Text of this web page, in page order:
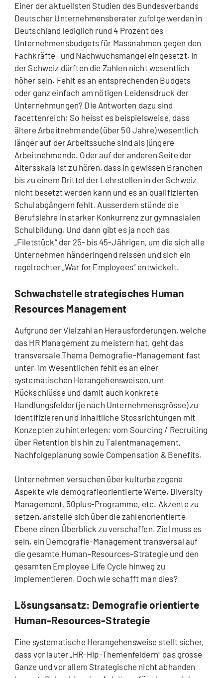
Einer der aktuellsten Studien des Bundesverbands
Deutscher Unternehmensberater zufolge werden in
Deutschland lediglich rund 4 Prozent des
Unternehmensbudgets für Massnahmen gegen den
Fachkräfte- und Nachwuchsmangel eingesetzt. In
der Schweiz dürften die Zahlen nicht wesentlich
höher sein. Fehlt es an entsprechenden Budgets
oder ganz einfach am nötigen Leidensdruck der
Unternehmungen? Die Antworten dazu sind
facettenreich: So heisst es beispielsweise, dass
ältere Arbeitnehmende (über 50 Jahre) wesentlich
länger auf der Arbeitssuche sind als jüngere
Arbeitnehmende. Oder auf der anderen Seite der
Altersskala ist zu hören, dass in gewissen Branchen
bis zu einem Drittel der Lehrstellen in der Schweiz
nicht besetzt werden kann und es an qualifizierten
Schulabgängern fehlt. Ausserdem stünde die
Berufslehre in starker Konkurrenz zur gymnasialen
Schulbildung. Und dann gibt es ja noch das
„Filetstück“ der 25- bis 45-Jährigen, um die sich alle
Unternehmen händeringend reissen und sich ein
regelrechter „War for Employees“ entwickelt.
Schwachstelle strategisches Human
Resources Management
Aufgrund der Vielzahl an Herausforderungen, welche
das HR Management zu meistern hat, geht das
transversale Thema Demografie-Management fast
unter. Im Wesentlichen fehlt es an einer
systematischen Herangehensweisen, um
Rückschlüsse und damit auch konkrete
Handlungsfelder (je nach Unternehmensgrösse) zu
identifizieren und inhaltliche Stossrichtungen mit
Konzepten zu hinterlegen: vom Sourcing / Recruiting
über Retention bis hin zu Talentmanagement,
Nachfolgeplanung sowie Compensation & Benefits.
Unternehmen versuchen über kulturbezogene
Aspekte wie demografieorientierte Werte, Diversity
Management, 50plus-Programme, etc. Akzente zu
setzen, anstelle sich über die zahlenorientierte
Ebene einen Überblick zu verschaffen. Ziel muss es
sein, ein Demografie-Management transversal auf
die gesamte Human-Resources-Strategie und den
gesamten Employee Life Cycle hinweg zu
implementieren. Doch wie schafft man dies?
Lösungsansatz: Demografie orientierte
Human-Resources-Strategie
Eine systematische Herangehensweise stellt sicher,
dass vor lauter „HR-Hip-Themenfeldern“ das grosse
Ganze und vor allem Strategische nicht abhanden